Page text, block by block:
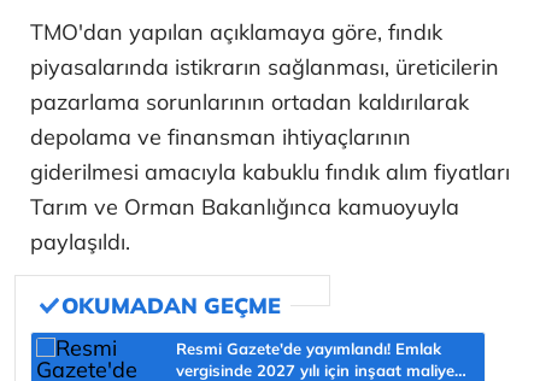
TMO'dan yapılan açıklamaya göre, fındık
piyasalarında istikrarın sağlanması, üreticilerin
pazarlama sorunlarının ortadan kaldırılarak
depolama ve finansman ihtiyaçlarının
giderilmesi amacıyla kabuklu fındık alım fiyatları
Tarım ve Orman Bakanlığınca kamuoyuyla
paylaşıldı.
Resmi Gazete'de yayımlandı! Emlak
vergisinde 2027 yılı için inşaat maliyet